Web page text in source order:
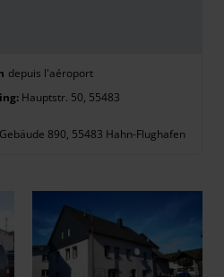
depuis l'aéroport
Hauptstr. 50, 55483
Gebäude 890, 55483 Hahn-Flughafen